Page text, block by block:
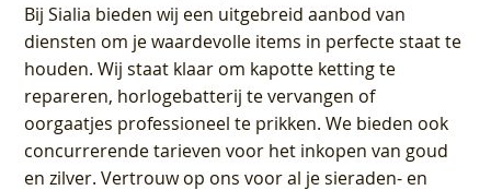
Bij Sialia bieden wij een uitgebreid aanbod van
diensten om je waardevolle items in perfecte staat te
houden. Wij staat klaar om kapotte ketting te
repareren, horlogebatterij te vervangen of
oorgaatjes professioneel te prikken. We bieden ook
concurrerende tarieven voor het inkopen van goud
en zilver. Vertrouw op ons voor al je sieraden- en